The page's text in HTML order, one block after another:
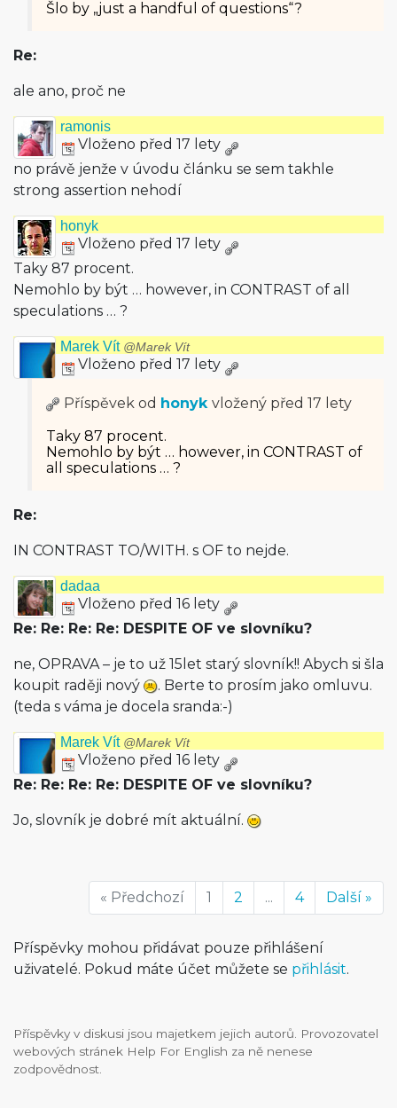
Šlo by „just a handful of questions“?
Re:
ale ano, proč ne
ramonis
Vloženo před 17 lety
no právě jenže v úvodu článku se sem takhle
strong assertion nehodí
honyk
Vloženo před 17 lety
Taky 87 procent.
Nemohlo by být … however, in CONTRAST of all
speculations … ?
Marek Vít @Marek Vít
Vloženo před 17 lety
Příspěvek od honyk vložený před 17 lety
Taky 87 procent.
Nemohlo by být … however, in CONTRAST of
all speculations … ?
Re:
IN CONTRAST TO/WITH. s OF to nejde.
dadaa
Vloženo před 16 lety
Re: Re: Re: Re: DESPITE OF ve slovníku?
ne, OPRAVA – je to už 15let starý slovník!! Abych si šla
koupit raději nový
. Berte to prosím jako omluvu.
(teda s váma je docela sranda:-)
Marek Vít @Marek Vít
Vloženo před 16 lety
Re: Re: Re: Re: DESPITE OF ve slovníku?
Jo, slovník je dobré mít aktuální.
« Předchozí 1 2 ... 4 Další »
Příspěvky mohou přidávat pouze přihlášení
uživatelé. Pokud máte účet můžete se přihlásit.
Příspěvky v diskusi jsou majetkem jejich autorů. Provozovatel
webových stránek Help For English za ně nenese
zodpovědnost.